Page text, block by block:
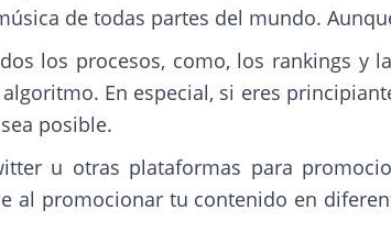
de todas partes del mundo.
los procesos, como, los rankings y
En especial, si eres
posible.
u otras plataformas para
al promocionar tu contenido en